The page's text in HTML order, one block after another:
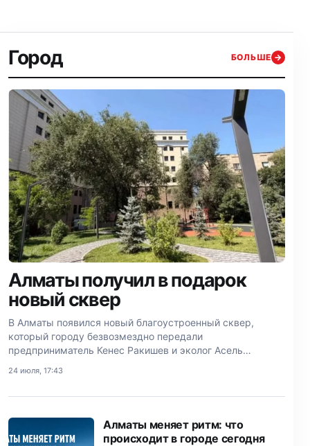
Город БОЛЬШЕ →
Алматы получил в подарок
новый сквер
В Алматы появился новый благоустроенный сквер,
который городу безвозмездно передали
предприниматель Кенес Ракишев и эколог Асель
24 июля, 17:43
Алматы меняет ритм: что
происходит в городе сегодня